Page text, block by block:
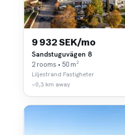
9 932 SEK/mo
Sandstuguvägen 8
2 rooms • 50 m²
Liljestrand Fastigheter
~0,3 km away